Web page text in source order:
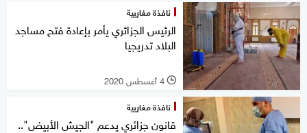
نافذة مغاربية
الرئيس الجزائري يأمر بإعادة فتح مساجد
البلاد تدريجيا
l 4 أغسطس 2020
نافذة مغاربية
قانون جزائري يدعم "الجيش الأبيض"..